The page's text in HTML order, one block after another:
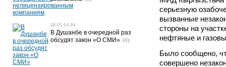
серьезную
вызванные
стороны на
нефтяные и
Было сообщено,
совершено
08.05 14:44
В Душанбе в очередной раз
обсудят закон «О СМИ» (0)